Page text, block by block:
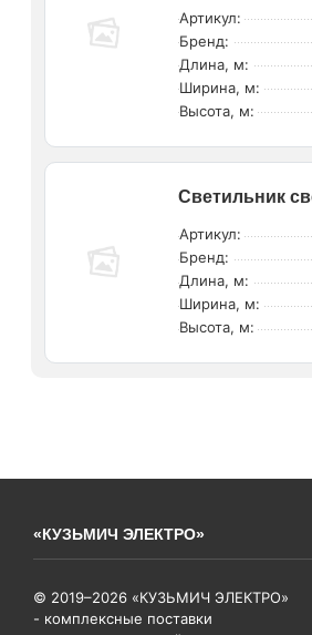
Артикул:
Бренд:
Длина, м:
Ширина, м:
Высота, м:
Светильник
Артикул:
Бренд:
Длина, м:
Ширина, м:
Высота, м:
«КУЗЬМИЧ ЭЛЕКТРО»
© 2019–2026 «КУЗЬМИЧ ЭЛЕКТРО»
- комплексные поставки